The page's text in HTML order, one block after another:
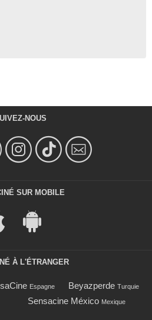
NOUS
SUR MOBILE
À L'ÉTRANGER
Espagne Beyazperde Turquie
Sensacine México Mexique